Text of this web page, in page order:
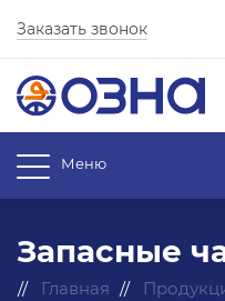
Заказать звонок
Меню
Запасные
Главная